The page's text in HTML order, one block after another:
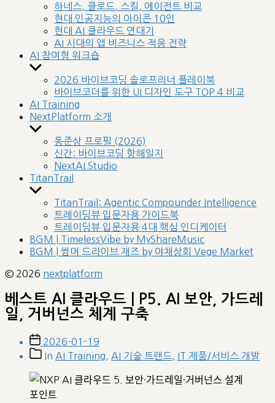
sub
menu
하네스, 클로드, 스킬, 에이전트 비교
현대 인공지능의 아이콘 10인
현대 AI 클라우드 연대기
AI 시대의 앱 비즈니스 적응 전략
AI 참여형 워크숍
Show
sub
menu
2026 바이브코딩 솔로프리너 플레이북
바이브코더를 위한 UI 디자인 도구 TOP 4 비교
AI Training
NextPlatform 소개
Show
sub
menu
동준상 프로필 (2026)
신간: 바이브코딩 항해일지
NextAI Studio
TitanTrail
Show
sub
menu
TitanTrail: Agentic Compounder Intelligence
트레이딩뷰 입문자용 가이드북
트레이딩뷰 입문자용 4대 핵심 인디케이터
BGM | TimelessVibe by MyShareMusic
BGM | 썸머 드라이브 재즈 by 야채상회 Vege Market
© 2026 nextplatform
베스트 AI 클라우드 | P5. AI 보안, 가드레
일, 거버넌스 체계 구축
Post
date
2026-01-19
PostIn AI Training AI 기술 트랜드 IT 제품/서비스 개발